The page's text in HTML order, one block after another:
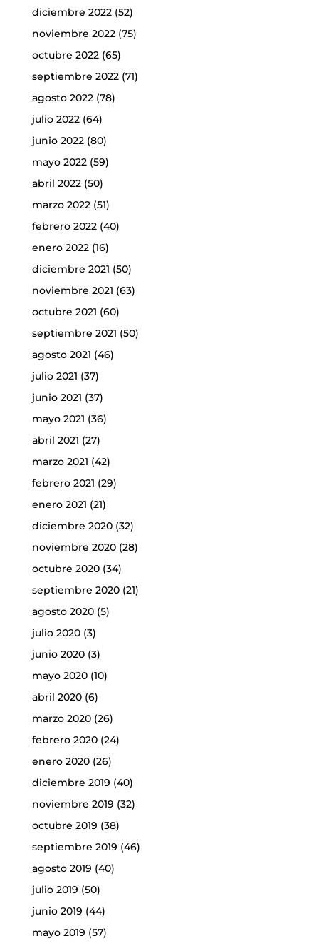
diciembre 2022(52)
noviembre 2022(75)
octubre 2022(65)
septiembre 2022(71)
agosto 2022(78)
julio 2022(64)
junio 2022(80)
mayo 2022(59)
abril 2022(50)
marzo 2022(51)
febrero 2022(40)
enero 2022(16)
diciembre 2021 (50)
noviembre 2021 (63)
octubre 2021 (60)
septiembre 2021 (50)
agosto 2021 (46)
julio 2021 (37)
junio 2021 (37)
mayo 2021 (36)
abril 2021 (27)
marzo 2021 (42)
febrero 2021 (29)
enero 2021 (21)
diciembre 2020(32)
noviembre 2020(28)
octubre 2020(34)
septiembre 2020(21)
agosto 2020(5)
julio 2020(3)
junio 2020(3)
mayo 2020(10)
abril 2020(6)
marzo 2020(26)
febrero 2020(24)
enero 2020(26)
diciembre 2019 (40)
noviembre 2019 (32)
octubre 2019 (38)
septiembre 2019 (46)
agosto 2019 (40)
julio 2019 (50)
junio 2019 (44)
mayo 2019 (57)